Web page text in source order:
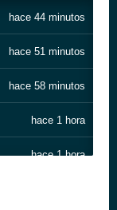
hace 44 minutos
hace 51 minutos
hace 58 minutos
hace 1 hora
hace 1 hora